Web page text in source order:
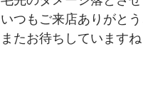
いつもご来店ありがと
またお待ちしていますね